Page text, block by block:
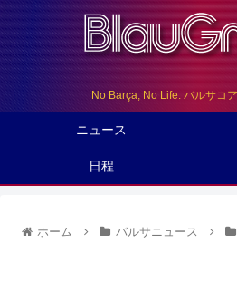
No Barça, No Life. バルサコ
ニュース
日程
ホーム バルサニュース